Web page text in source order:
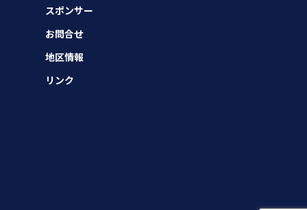
スポンサー
お問合せ
地区情報
リンク